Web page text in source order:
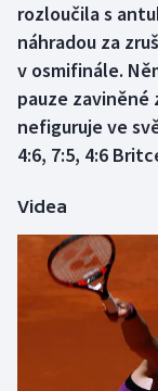
Box
Curling
Dostihy
Florbal
Golf
Gymnastika
rozloučila s
náhradou za
v osmifinále.
pauze zaviněné
nefiguruje ve
4:6, 7:5, 4:6
Videa